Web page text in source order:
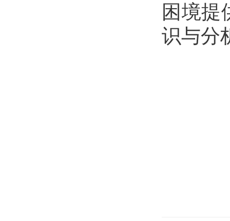
困境提
识与分